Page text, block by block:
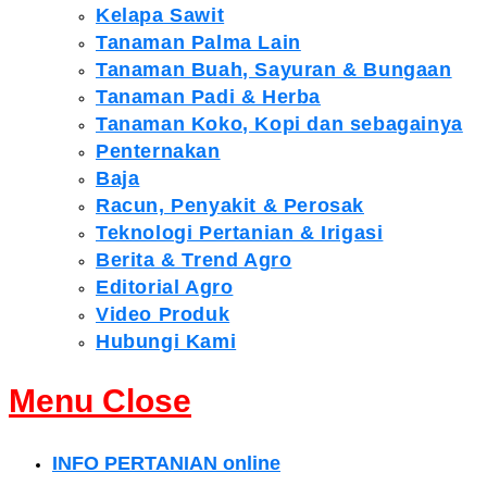
Kelapa Sawit
Tanaman Palma Lain
Tanaman Buah, Sayuran & Bungaan
Tanaman Padi & Herba
Tanaman Koko, Kopi dan sebagainya
Penternakan
Baja
Racun, Penyakit & Perosak
Teknologi Pertanian & Irigasi
Berita & Trend Agro
Editorial Agro
Video Produk
Hubungi Kami
Menu Close
INFO PERTANIAN online